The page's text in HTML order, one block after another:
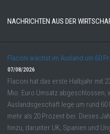
NACHRICHTEN AUS DER
Flaconi wächst im Ausland um 60
07/08/2026
Flaconi hat das erste Halbjahr mit
Mio. Euro Umsatz abgeschlossen,
Auslandsgeschäft lege um rund
mehr als 20 Prozent bei. Dieses
hinzu, darunter UK, Spanien und